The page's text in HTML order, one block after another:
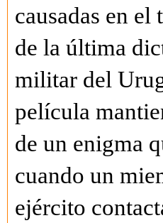
causadas en el
de la última
militar del
película
de un enigma
cuando un
ejército